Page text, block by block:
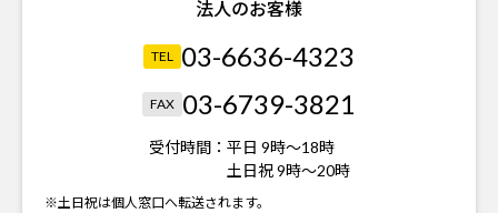
法人のお客様
TEL 03-6636-4323
FAX 03-6739-3821
受付時間： 平日 9時～18時
土日祝 9時～20時
※土日祝は個人窓口へ転送されます。